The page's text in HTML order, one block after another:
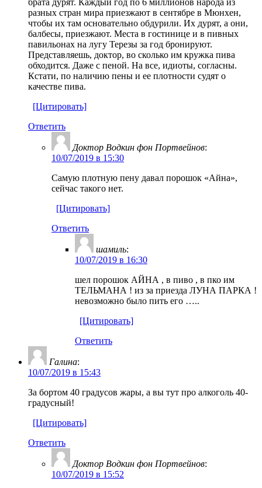
разных стран мира приезжают в сентябре в Мюнхен,
чтобы их там основательно обдурили. Их дурят, а они,
балбесы, приезжают. Места в гостинице и в пивных
павильонах на лугу Терезы за год бронируют.
Представляешь, доктор, во сколько им кружка пива
обходится. Даже с пеной. На все, идиоты, согласны.
Кстати, по наличию пены и ее плотности судят о
качестве пива.
[Цитировать]
Ответить
Доктор Водкин фон Портвейнов:
10/07/2019 в 15:30
Самую плотную пену давал порошок «Айна»,
сейчас такого нет.
[Цитировать]
Ответить
шамиль:
10/07/2019 в 16:30
шел порошок АЙНА , в пиво , в пко им
ТЕЛЬМАНА ! из за приезда ЛУНА ПАРКА !
невозможно было пить его …..
[Цитировать]
Ответить
Галина:
10/07/2019 в 15:43
За бортом 40 градусов жары, а вы тут про алкоголь 40-
градусный!
[Цитировать]
Ответить
Доктор Водкин фон Портвейнов:
10/07/2019 в 15:52